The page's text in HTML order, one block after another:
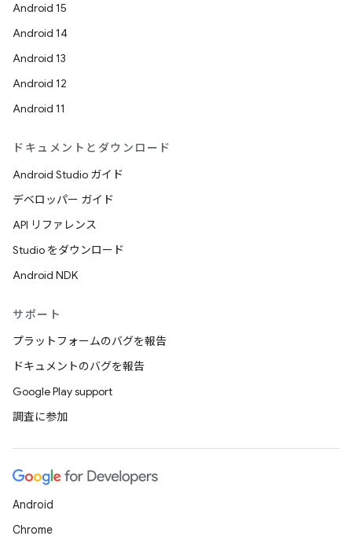
Android 15
Android 14
Android 13
Android 12
Android 11
ドキュメントとダウンロード
Android Studio ガイド
デベロッパー ガイド
API リファレンス
Studio をダウンロード
Android NDK
サポート
プラットフォームのバグを報告
ドキュメントのバグを報告
Google Play support
調査に参加
Android
Chrome